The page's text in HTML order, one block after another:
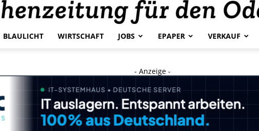
Journal
BLAULICHT WIRTSCHAFT JOBS EPAPER VERKAUF
- Anzeige -